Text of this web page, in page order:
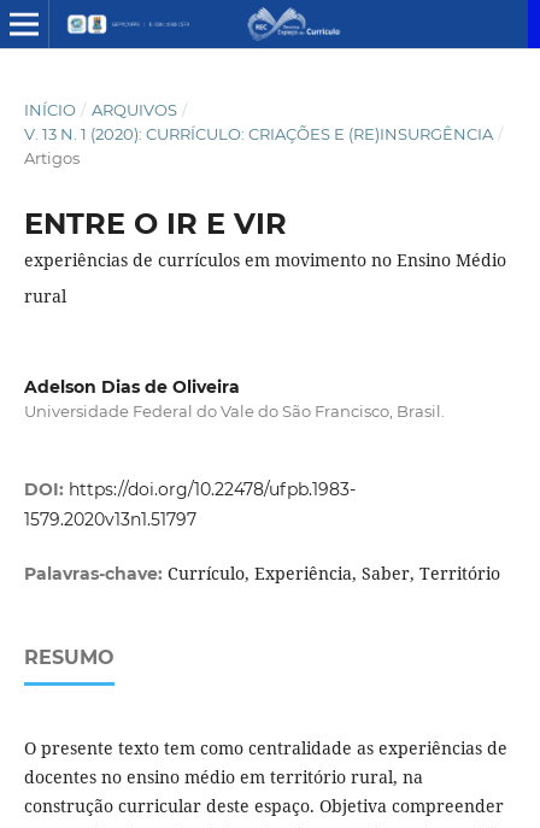
INÍCIO / ARQUIVOS /
V. 13 N. 1 (2020): CURRÍCULO: CRIAÇÕES E (RE)INSURGÊNCIA /
Artigos
ENTRE O IR E VIR
experiências de currículos em movimento no Ensino Médio
rural
Adelson Dias de Oliveira
Universidade Federal do Vale do São Francisco, Brasil.
DOI: https://doi.org/10.22478/ufpb.1983-
1579.2020v13n1.51797
Palavras-chave: Currículo, Experiência, Saber, Território
RESUMO
O presente texto tem como centralidade as experiências de
docentes no ensino médio em território rural, na
construção curricular deste espaço. Objetiva compreender